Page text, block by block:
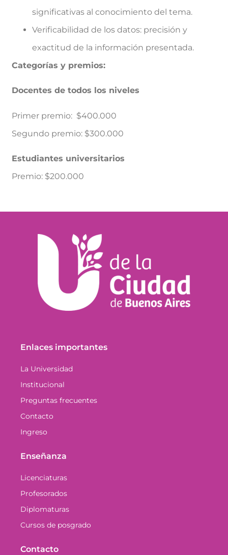
significativas al conocimiento del tema.
Verificabilidad de los datos: precisión y
exactitud de la información presentada.
Categorías y premios:
Docentes de todos los niveles
Primer premio: $400.000
Segundo premio: $300.000
Estudiantes universitarios
Premio: $200.000
Enlaces importantes
La Universidad
Institucional
Preguntas frecuentes
Contacto
Ingreso
Enseñanza
Licenciaturas
Profesorados
Diplomaturas
Cursos de posgrado
Contacto